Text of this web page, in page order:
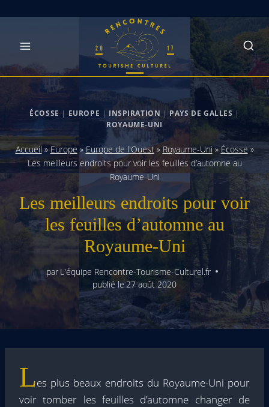
ÉCOSSE | EUROPE | INSPIRATION | PAYS DE GALLES|
ROYAUME-UNI
Accueil » Europe »Europe de l'Ouest» Royaume-Uni » Écosse»
Les meilleurs endroits pour voir les feuilles d’automne au
Royaume-Uni
Les meilleurs endroits pour voir
les feuilles d’automne au
Royaume-Uni
par L'équipe Rencontre-Tourisme-Culturel.fr
publié le27 août 2020
Les plus beaux endroits du Royaume-Uni pour
voir tomber les feuilles d’automne changer de